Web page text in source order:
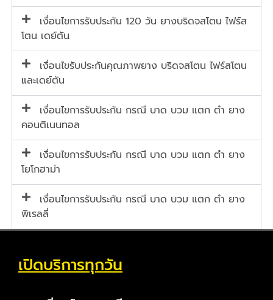
เงื่อนไขการรับประกัน 120 วัน ยางบริดจสโตน ไฟร์ส
โตน เดย์ตัน
เงื่อนไขรับประกันคุณภาพยาง บริดจสโตน ไฟร์สโตน
และเดย์ตัน
เงื่อนไขการรับประกัน กรณี บาด บวม แตก ตำ ยาง
คอนติเนนทอล
เงื่อนไขการรับประกัน กรณี บาด บวม แตก ตำ ยาง
โยโกฮาม่า
เงื่อนไขการรับประกัน กรณี บาด บวม แตก ตำ ยาง
พิเรลลี่
เปิดบริการทุกวัน